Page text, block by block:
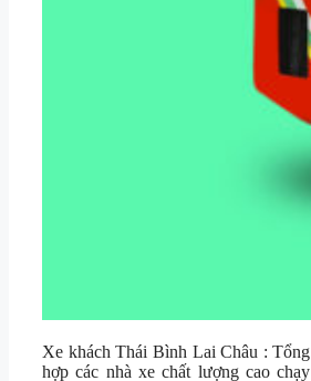
Xe khách Thái Bình Lai Châu : Tổng
hợp các nhà xe chất lượng cao chạy